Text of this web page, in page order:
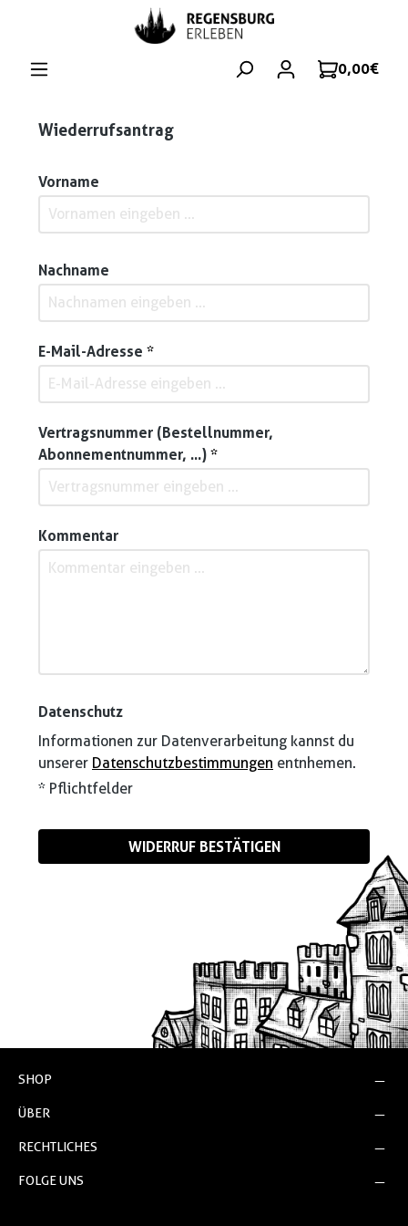
Zum Hauptinhalt springen
0,00 €
Wiederrufsantrag
Vorname
Nachname
E-Mail-Adresse *
Vertragsnummer (Bestellnummer,
Abonnementnummer, ...) *
Kommentar
Datenschutz
Informationen zur Datenverarbeitung kannst du
unserer Datenschutzbestimmungen entnhemen.
* Pflichtfelder
WIDERRUF BESTÄTIGEN
SHOP
ÜBER
RECHTLICHES
FOLGE UNS